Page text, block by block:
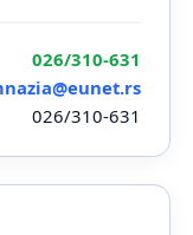
026/310-631
026/310-631